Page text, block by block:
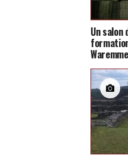
Un salon
Waremme